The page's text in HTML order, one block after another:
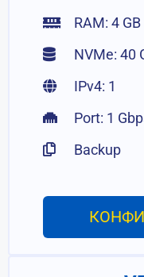
RAM: 4 GB
NVMe: 40
IPv4: 1
Port: 1
Backup